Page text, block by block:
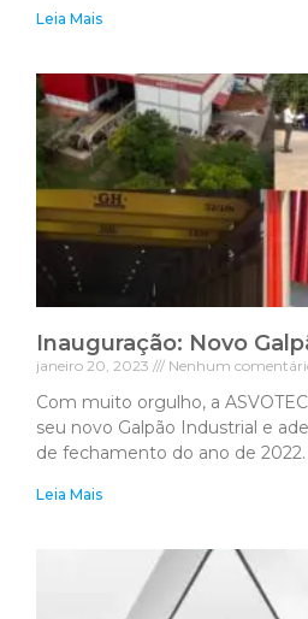
Leia Mais
Inauguração: Novo
janeiro 20, 2023 Nenhum
Com muito orgulho, a
seu novo Galpão Industrial e
de fechamento do ano de
Leia Mais